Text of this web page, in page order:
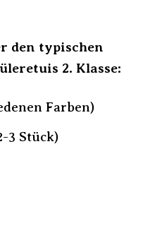
den typischen
2. Klasse:
Farben)
3 Stück)